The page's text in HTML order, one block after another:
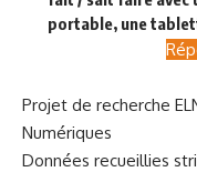
portable, une
Projet de recherche
Numériques
Données recueillies